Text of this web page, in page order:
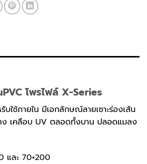
โพรไฟล์ X-Series
บใช้ภายใน มีเอกลักษณ์ลายเซาะร่องเส้น
ง เคลือบ UV ตลอดทั้งบาน ปลอดแมลง
และ 70×200